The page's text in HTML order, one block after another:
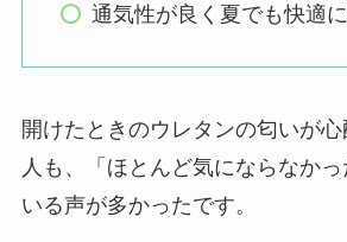
通気性が良く夏でも快適
開けたときのウレタンの匂いが
人も、「ほとんど気にならなか
いる声が多かったです。